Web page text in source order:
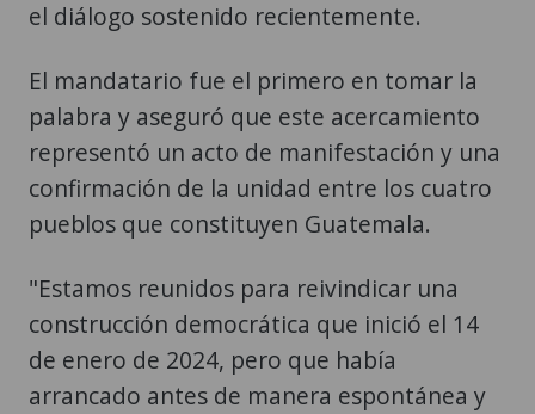
el diálogo sostenido recientemente.
El mandatario fue el primero en tomar la
palabra y aseguró que este acercamiento
representó un acto de manifestación y una
confirmación de la unidad entre los cuatro
pueblos que constituyen Guatemala.
"Estamos reunidos para reivindicar una
construcción democrática que inició el 14
de enero de 2024, pero que había
arrancado antes de manera espontánea y